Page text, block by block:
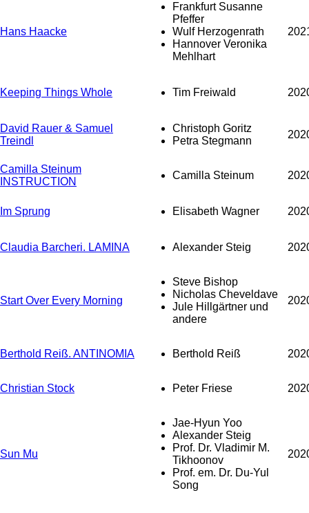
Hans Haacke
Frankfurt Susanne
Pfeffer
Wulf Herzogenrath
Hannover Veronika
Mehlhart
Keeping Things Whole Tim Freiwald
David Rauer & Samuel
Treindl
Christoph Goritz
Petra Stegmann
Camilla Steinum
INSTRUCTION
Camilla Steinum
Im Sprung Elisabeth Wagner
Claudia Barcheri. LAMINA Alexander Steig
Start Over Every Morning
Steve Bishop
Nicholas Cheveldave
Jule Hillgärtner und
andere
Berthold Reiß. ANTINOMIA Berthold Reiß
Christian Stock Peter Friese
Sun Mu
Jae-Hyun Yoo
Alexander Steig
Prof. Dr. Vladimir M.
Tikhoonov
Prof. em. Dr. Du-Yul
Song